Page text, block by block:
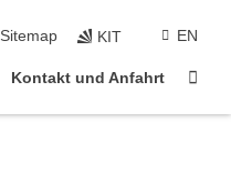
Sitemap KIT EN
Kontakt und Anfahrt